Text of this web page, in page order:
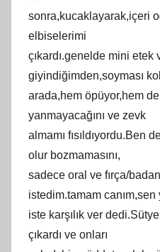
sonra,kucaklayarak,içeri
elbiselerimi
çıkardı.genelde mini etek
giyindiğimden,soyması
arada,hem öpüyor,hem de
yanmayacağını ve zevk
almamı fısıldıyordu.Ben
olur bozmamasını,
sadece oral ve fırça/
istedim.tamam canım,sen
iste karşılık ver
çıkardı ve onları